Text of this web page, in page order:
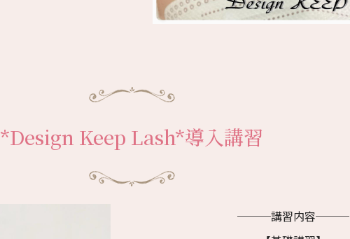
*Design Keep Lash*導入講習
───講習内容───